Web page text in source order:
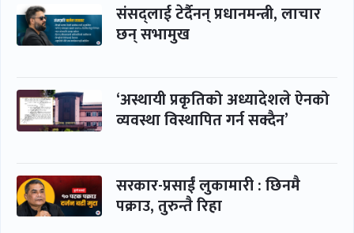
संसद्लाई टेर्दैनन् प्रधानमन्त्री, लाचार
छन् सभामुख
‘अस्थायी प्रकृतिको अध्यादेशले ऐनको
व्यवस्था विस्थापित गर्न सक्दैन’
सरकार-प्रसाईं लुकामारी : छिनमै
पक्राउ, तुरुन्तै रिहा